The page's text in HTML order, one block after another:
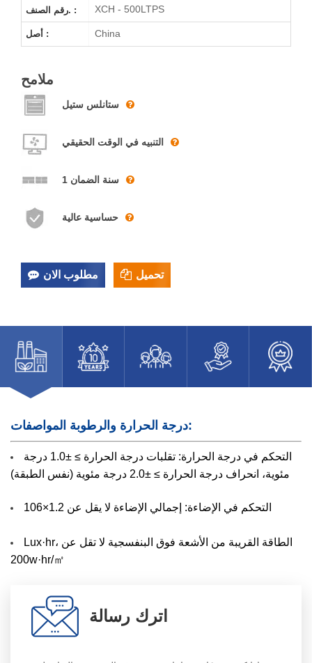
رقم الصنف. : XCH - 500LTPS
أصل : China
ملامح
ستانلس ستيل
التنبيه في الوقت الحقيقي
1 سنة الضمان
حساسية عالية
مطلوب الان تحميل
درجة الحرارة والرطوبة المواصفات:
التحكم في درجة الحرارة: تقلبات درجة الحرارة ≥ ±1.0 درجة
مئوية، انحراف درجة الحرارة ≥ ±2.0 درجة مئوية (نفس الطبقة)
التحكم في الإضاءة: إجمالي الإضاءة لا يقل عن 1.2×106
Lux·hr، الطاقة القريبة من الأشعة فوق البنفسجية لا تقل عن
200w·hr/㎡
اترك رسالة